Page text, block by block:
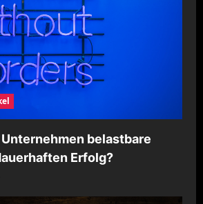
belastbare
Erfolg?